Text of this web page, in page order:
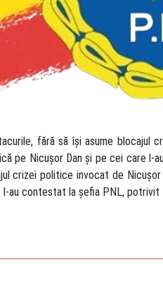
fără să își asume
pe Nicușor Dan și pe cei care
crizei politice invocat de
au contestat la șefia PNL, potrivit